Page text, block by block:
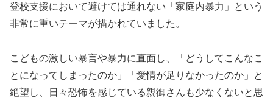
登校支援において避けては通れない「家庭内暴力」という
非常に重いテーマが描かれていました。
こどもの激しい暴言や暴力に直面し、「どうしてこんなこ
とになってしまったのか」「愛情が足りなかったのか」と
絶望し、日々恐怖を感じている親御さんも少なくないと思